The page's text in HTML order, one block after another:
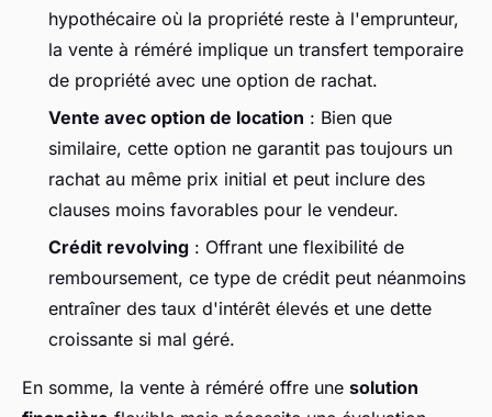
hypothécaire où la propriété reste à l'emprunteur,
la vente à réméré implique un transfert temporaire
de propriété avec une option de rachat.
Vente avec option de location : Bien que
similaire, cette option ne garantit pas toujours un
rachat au même prix initial et peut inclure des
clauses moins favorables pour le vendeur.
Crédit revolving : Offrant une flexibilité de
remboursement, ce type de crédit peut néanmoins
entraîner des taux d'intérêt élevés et une dette
croissante si mal géré.
En somme, la vente à réméré offre une solution